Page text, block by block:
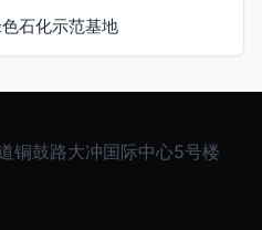
石化示范基地
铜鼓路大冲国际中心5号楼